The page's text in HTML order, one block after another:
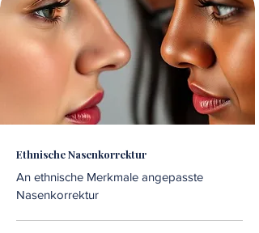
Ethnische Nasenkorrektur
An ethnische Merkmale angepasste
Nasenkorrektur